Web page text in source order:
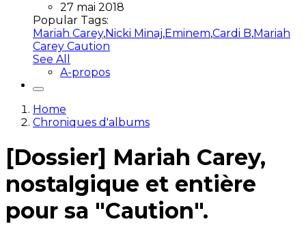
27 mai 2018
Popular Tags:
Mariah Carey,Nicki Minaj,Eminem,Cardi B,Mariah
Carey Caution
See All
A-propos
Home
Chroniques d'albums
[Dossier] Mariah Carey,
nostalgique et entière
pour sa "Caution".